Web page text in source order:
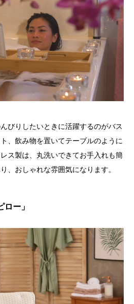
びりしたいときに活躍するのがバス
、飲み物を置いてテーブルのように
ス製は、丸洗いできてお手入れも簡
、おしゃれな雰囲気になります。
ー」